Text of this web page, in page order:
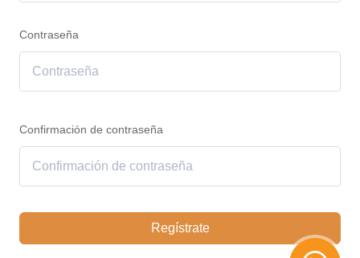
Contraseña
Confirmación de contraseña
Regístrate